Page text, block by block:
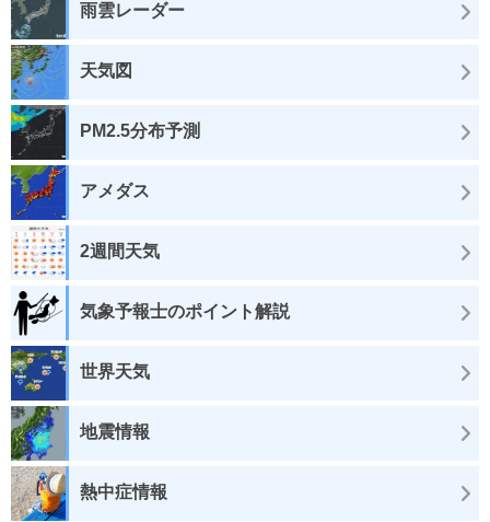
雨雲レーダー
天気図
PM2.5分布予測
アメダス
2週間天気
気象予報士のポイント解説
世界天気
地震情報
熱中症情報